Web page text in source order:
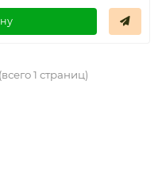
1 страниц)